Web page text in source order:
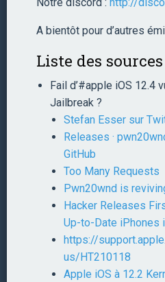
A bientôt pour d’autres
Liste des sources
Fail d’#apple iOS 12.4
Jailbreak ?
Stefan Esser sur
Releases ·
GitHub
Too Many Requests
Pwn20wnd is
Hacker Releases
Up-to-Date iPhones
https://
us/HT210118
Apple iOS à 12.2